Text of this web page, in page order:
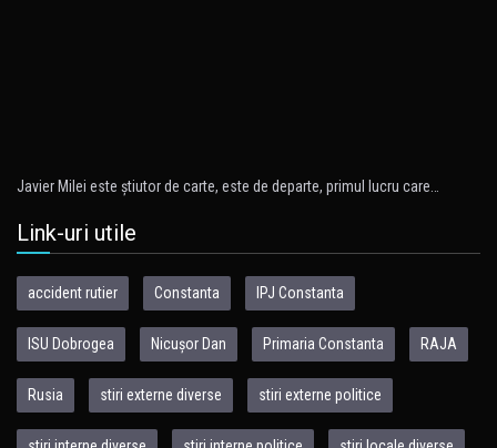
Javier Milei este ştiutor de carte, este de departe, primul lucru care…
Link-uri utile
accident rutier Constanta IPJ Constanta
ISU Dobrogea Nicușor Dan Primaria Constanta RAJA
Rusia stiri externe diverse stiri externe politice